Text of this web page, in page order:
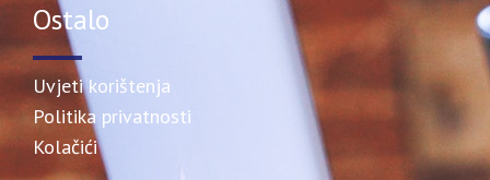
Ostalo
Uvjeti korištenja
Politika privatnosti
Kolačići